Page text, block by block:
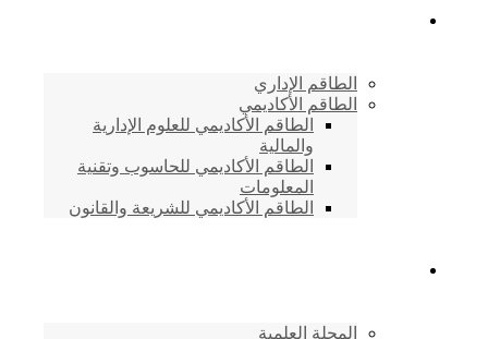
الطاقم الإداري
الطاقم الأكاديمي
الطاقم الأكاديمي للعلوم الإدارية
والمالية
الطاقم الأكاديمي للحاسوب وتقنية
المعلومات
الطاقم الأكاديمي للشريعة والقانون
المجلة العلمية